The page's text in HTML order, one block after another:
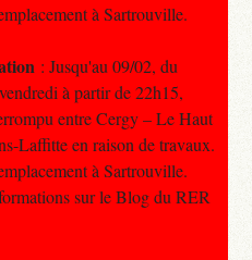
à Sartrouville.
: Jusqu'au 09/02, du
à partir de 22h15,
entre Cergy – Le Haut
Laffitte en raison de travaux.
à Sartrouville.
sur le Blog du RER